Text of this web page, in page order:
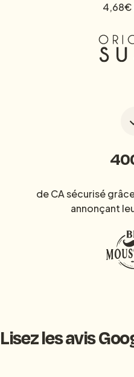
4,68€
de CA sécurisé
annonçant
Lisez les avis